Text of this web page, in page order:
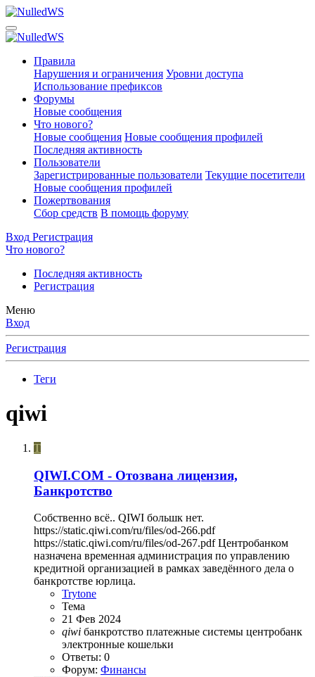
Правила
Нарушения и ограничения Уровни доступа
Использование префиксов
Форумы
Новые сообщения
Что нового?
Новые сообщения Новые сообщения профилей
Последняя активность
Пользователи
Зарегистрированные пользователи Текущие посетители
Новые сообщения профилей
Пожертвования
Сбор средств В помощь форуму
Вход Регистрация
Что нового?
Последняя активность
Регистрация
Меню
Вход
Регистрация
Теги
qiwi
T
QIWI.COM - Отозвана лицензия,
Банкротство
Собственно всё.. QIWI большк нет.
https://static.qiwi.com/ru/files/od-266.pdf
https://static.qiwi.com/ru/files/od-267.pdf Центробанком
назначена временная администрация по управлению
кредитной организацией в рамках заведённого дела о
банкротстве юрлица.
Trytone
Тема
21 Фев 2024
qiwi банкротство платежные системы центробанк
электронные кошельки
Ответы: 0
Форум: Финансы